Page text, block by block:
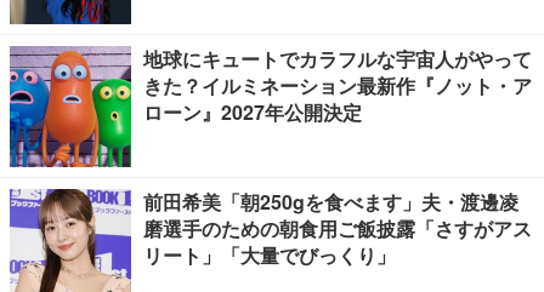
地球にキュートでカラフルな宇宙人がやって
きた？イルミネーション最新作『ノット・ア
ローン』2027年公開決定
前田希美「朝250gを食べます」夫・渡邊凌
磨選手のための朝食用ご飯披露「さすがアス
リート」「大量でびっくり」